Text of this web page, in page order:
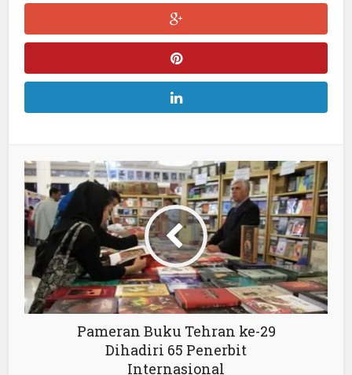
Pameran Buku Tehran ke-29
Dihadiri 65 Penerbit
Internasional